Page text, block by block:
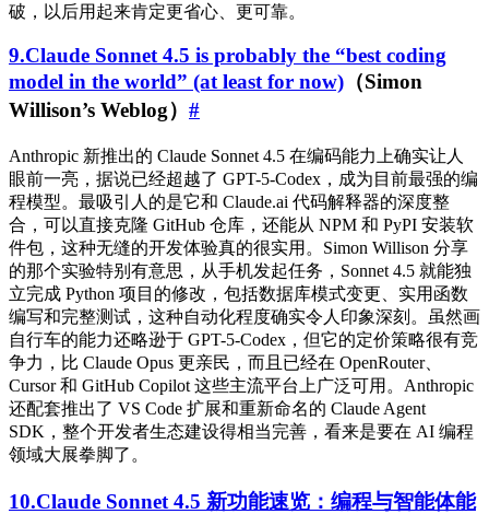
破，以后用起来肯定更省心、更可靠。
9.Claude Sonnet 4.5 is probably the “best coding
model in the world” (at least for now) （Simon
Willison’s Weblog） #
Anthropic 新推出的 Claude Sonnet 4.5 在编码能力上确实让人
眼前一亮，据说已经超越了 GPT-5-Codex，成为目前最强的编
程模型。最吸引人的是它和 Claude.ai 代码解释器的深度整
合，可以直接克隆 GitHub 仓库，还能从 NPM 和 PyPI 安装软
件包，这种无缝的开发体验真的很实用。Simon Willison 分享
的那个实验特别有意思，从手机发起任务，Sonnet 4.5 就能独
立完成 Python 项目的修改，包括数据库模式变更、实用函数
编写和完整测试，这种自动化程度确实令人印象深刻。虽然画
自行车的能力还略逊于 GPT-5-Codex，但它的定价策略很有竞
争力，比 Claude Opus 更亲民，而且已经在 OpenRouter、
Cursor 和 GitHub Copilot 这些主流平台上广泛可用。Anthropic
还配套推出了 VS Code 扩展和重新命名的 Claude Agent
SDK，整个开发者生态建设得相当完善，看来是要在 AI 编程
领域大展拳脚了。
10.Claude Sonnet 4.5 新功能速览：编程与智能体能